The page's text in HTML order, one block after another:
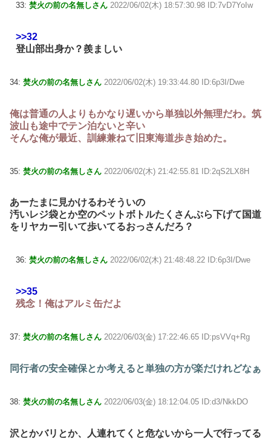
33: 焚火の前の名無しさん 2022/06/02(木) 18:57:30.98 ID:7vD7YoIw
>>32
登山部出身か？羨ましい
34: 焚火の前の名無しさん 2022/06/02(木) 19:33:44.80 ID:6p3I/Dwe
俺は普通の人よりもかなり遅いから単独以外無理だわ。筑
波山も途中でテン泊ないと辛い
そんな俺が最近、訓練兼ねて旧東海道歩き始めた。
35: 焚火の前の名無しさん 2022/06/02(木) 21:42:55.81 ID:2qS2LX8H
あーたまに見かけるわそういの
汚いレジ袋とか空のペットボトルたくさんぶら下げて国道
をリヤカー引いて歩いてるおっさんだろ？
36: 焚火の前の名無しさん 2022/06/02(木) 21:48:48.22 ID:6p3I/Dwe
>>35
残念！俺はアルミ缶だよ
37: 焚火の前の名無しさん 2022/06/03(金) 17:22:46.65 ID:psVVq+Rg
同行者の安全確保とか考えると単独の方が楽だけれどなぁ
38: 焚火の前の名無しさん 2022/06/03(金) 18:12:04.05 ID:d3/NkkDO
沢とかバリとか、人連れてくと危ないから一人で行ってる